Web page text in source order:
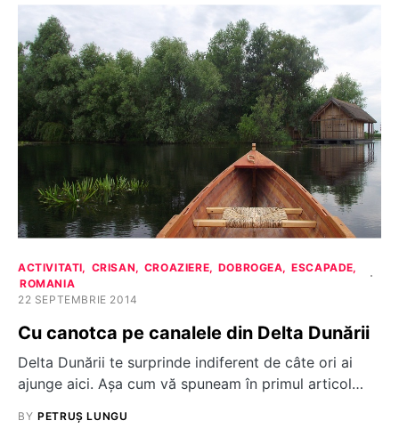
ACTIVITATI CRISAN CROAZIERE DOBROGEA
ESCAPADE
ROMANIA
22 SEPTEMBRIE 2014
Cu canotca pe canalele din Delta Dunării
Delta Dunării te surprinde indiferent de câte ori ai
ajunge aici. Aşa cum vă spuneam în primul articol…
BY PETRUȘ LUNGU